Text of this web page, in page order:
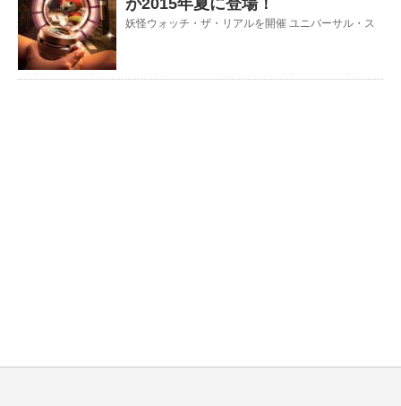
が2015年夏に登場！
妖怪ウォッチ・ザ・リアルを開催 ユニバーサル・ス